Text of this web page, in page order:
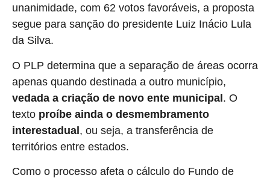
unanimidade, com 62 votos favoráveis, a proposta
segue para sanção do presidente Luiz Inácio Lula
da Silva.
O PLP determina que a separação de áreas ocorra
apenas quando destinada a outro município,
vedada a criação de novo ente municipal. O
texto proíbe ainda o desmembramento
interestadual, ou seja, a transferência de
territórios entre estados.
Como o processo afeta o cálculo do Fundo de